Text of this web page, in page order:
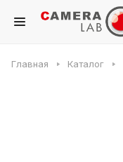
Главная Каталог